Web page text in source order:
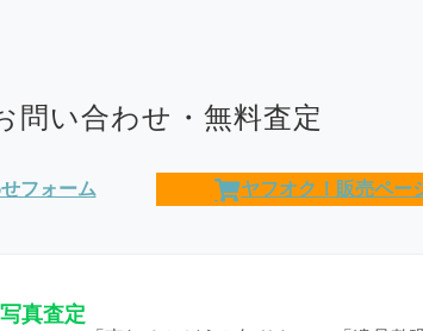
問い合わせ・無料査定
フォーム ヤフオク！販売ペー
真査定